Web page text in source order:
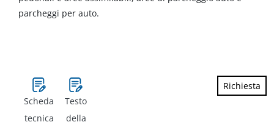
parcheggi per auto.
Scheda
tecnica
Testo
della
Richiesta